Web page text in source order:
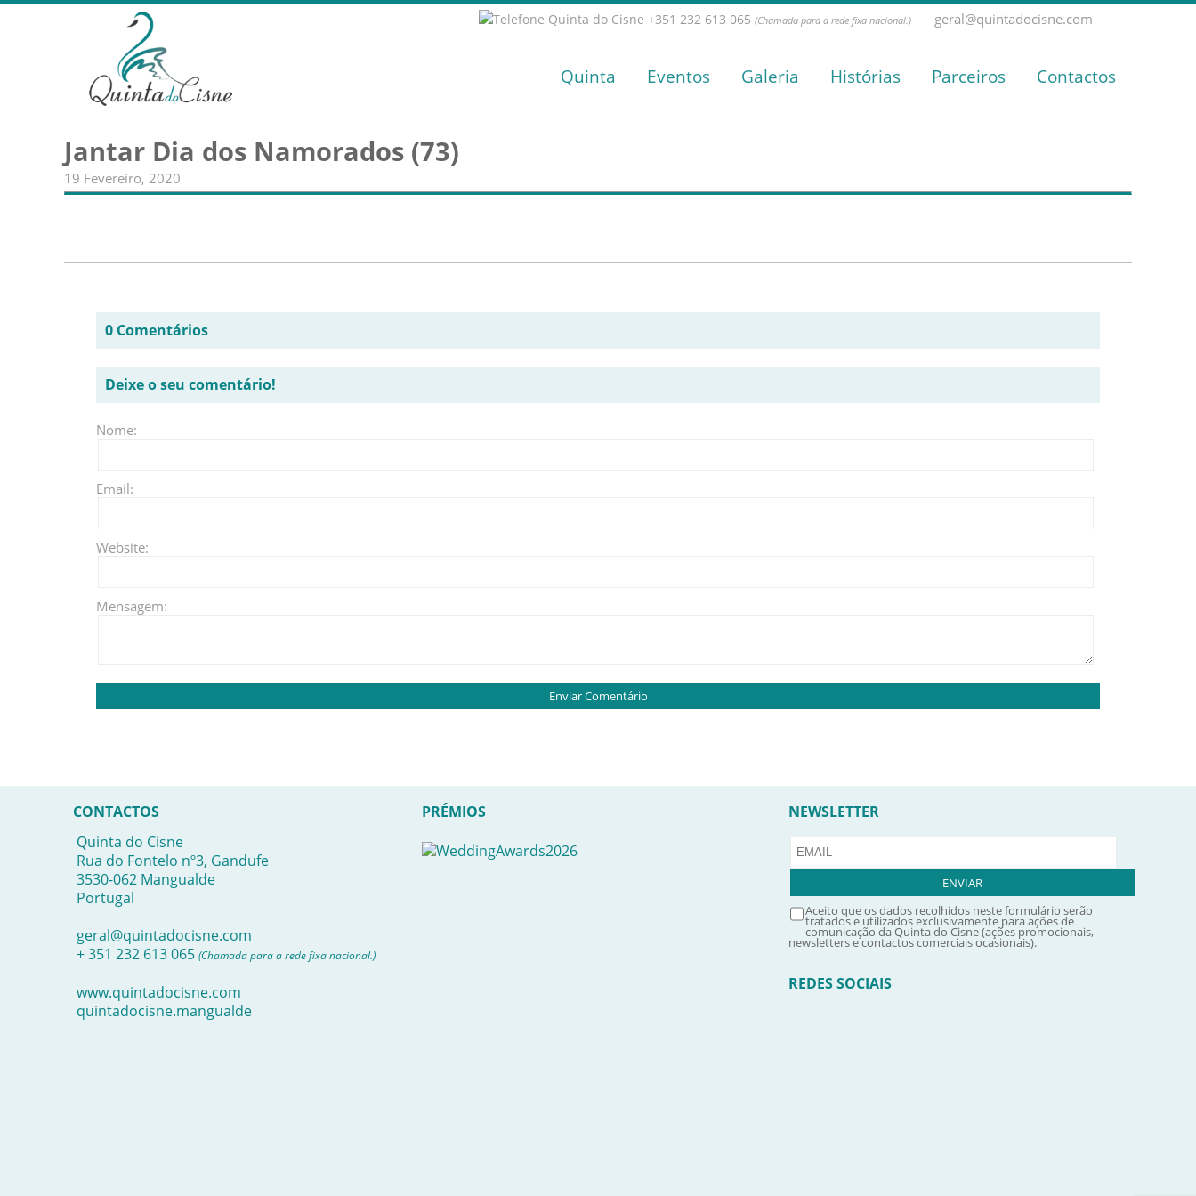
+351 232 613 065 (Chamada para a rede fixa nacional.) geral@quintadocisne.com
Quinta Eventos Galeria Histórias Parceiros Contactos
Jantar Dia dos Namorados (73)
19 Fevereiro, 2020
0 Comentários
Deixe o seu comentário!
Nome:
Email:
Website:
Mensagem:
CONTACTOS
Quinta do Cisne
Rua do Fontelo nº3, Gandufe
3530-062 Mangualde
Portugal
geral@quintadocisne.com
+ 351 232 613 065 (Chamada para a rede fixa nacional.)
www.quintadocisne.com
quintadocisne.mangualde
PRÉMIOS NEWSLETTER
Aceito que os dados recolhidos neste formulário serão
tratados e utilizados exclusivamente para ações de
comunicação da Quinta do Cisne (ações promocionais,
newsletters e contactos comerciais ocasionais).
REDES SOCIAIS